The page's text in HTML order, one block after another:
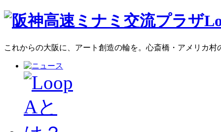
これからの大阪に、アート創造の輪を。心斎橋・アメリカ村